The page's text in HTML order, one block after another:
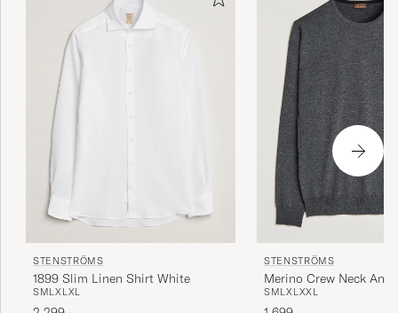
STENSTRÖMS
1899 Slim Linen Shirt White
SMLXL XL
STENSTRÖMS
Merino Crew Neck
SMLXL XXL